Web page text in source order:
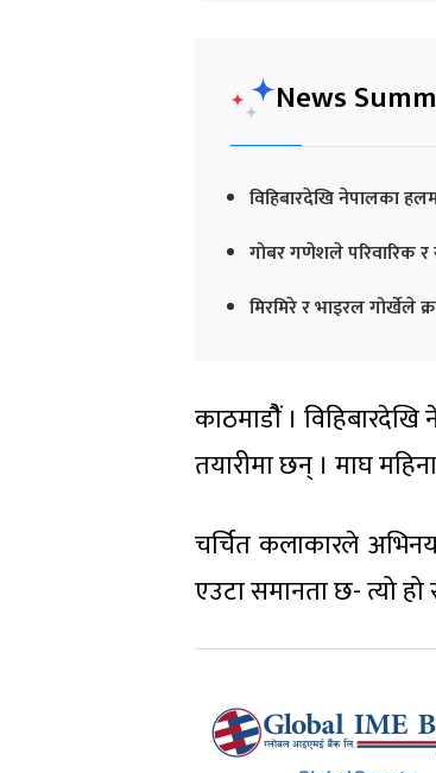
News
विहिबारदेखि नेपालका
गोबर गणेशले परिवारिक
मिरमिरे र भाइरल गोर्खेले
काठमाडौैं ।
तयारीमा छन् । माघ
चर्चित कलाकारले
एउटा समानता छ- त्यो